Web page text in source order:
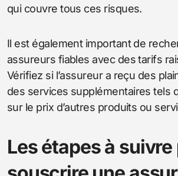
qui couvre tous ces risques.
Il est également important de
assureurs fiables avec des tarifs
Vérifiez si l’assureur a reçu des
des services supplémentaires tels
sur le prix d’autres produits ou
Les étapes à